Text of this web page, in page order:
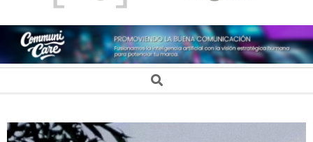
ACTUALIDAD
DIGITAL Search